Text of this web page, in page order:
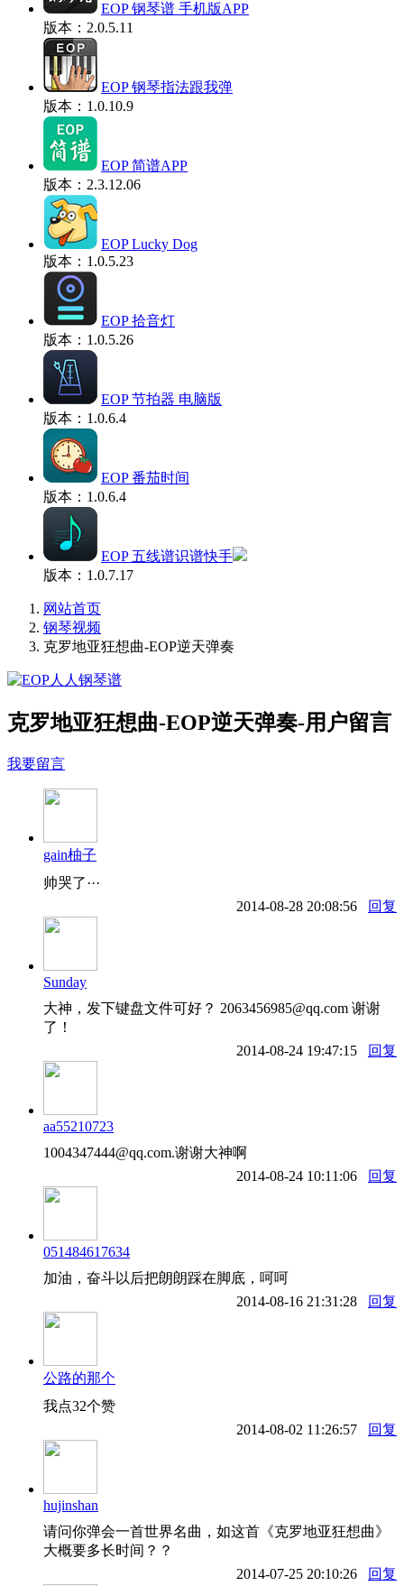
EOP 钢琴谱 手机版APP
版本：2.0.5.11
EOP 钢琴指法跟我弹
版本：1.0.10.9
EOP 简谱APP
版本：2.3.12.06
EOP Lucky Dog
版本：1.0.5.23
EOP 拾音灯
版本：1.0.5.26
EOP 节拍器 电脑版
版本：1.0.6.4
EOP 番茄时间
版本：1.0.6.4
EOP 五线谱识谱快手
版本：1.0.7.17
网站首页
钢琴视频
克罗地亚狂想曲-EOP逆天弹奏
克罗地亚狂想曲-EOP逆天弹奏-用户留言
我要留言
gain柚子
帅哭了···
2014-08-28 20:08:56
回复
Sunday
大神，发下键盘文件可好？ 2063456985@qq.com 谢谢
了！
2014-08-24 19:47:15
回复
aa55210723
1004347444@qq.com.谢谢大神啊
2014-08-24 10:11:06
回复
051484617634
加油，奋斗以后把朗朗踩在脚底，呵呵
2014-08-16 21:31:28
回复
公路的那个
我点32个赞
2014-08-02 11:26:57
回复
hujinshan
请问你弹会一首世界名曲，如这首《克罗地亚狂想曲》
大概要多长时间？？
2014-07-25 20:10:26
回复